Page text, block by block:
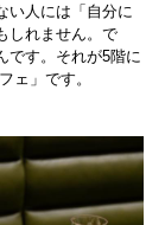
い人には「自分に
しれません。で
です。それが5階に
ェ」です。